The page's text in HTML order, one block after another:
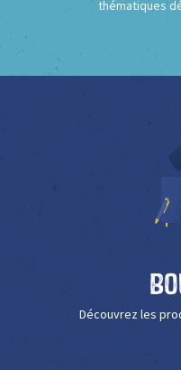
thématiques
Découvrez les